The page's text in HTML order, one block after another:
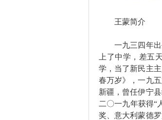
王蒙简介
一九三四年出
上了中学，差五
学，当了新民主
春万岁》，一九
新疆，曾任伊宁
二〇一九年获得“
奖、意大利蒙德